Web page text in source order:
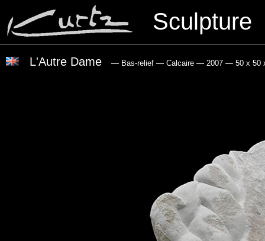
Sculpture
L'Autre Dame — Bas-relief— Calcaire— 2007— 50 x 50